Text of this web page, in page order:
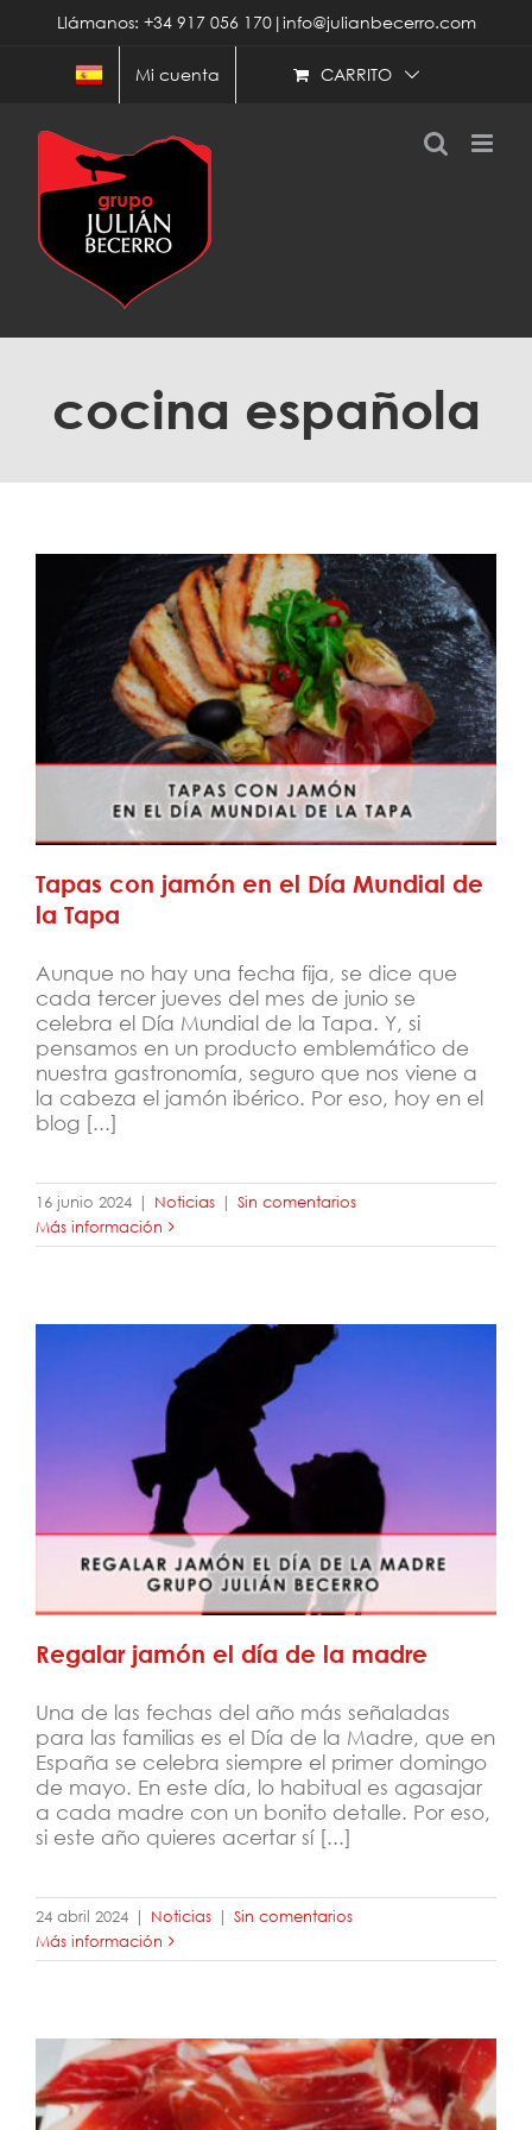
contenido
Llámanos: +34 917 056 170|info@julianbecerro.com
Mi cuenta CARRITO
cocina española
Tapas con jamón en el Día Mundial de la
Tapa
Tapas con jamón en el Día Mundial de
la Tapa
Aunque no hay una fecha fija, se dice que
cada tercer jueves del mes de junio se
celebra el Día Mundial de la Tapa. Y, si
pensamos en un producto emblemático de
nuestra gastronomía, seguro que nos viene a
la cabeza el jamón ibérico. Por eso, hoy en el
blog [...]
16 junio 2024 | Noticias | Sin comentarios
Más información
Regalar jamón el día de la madre
Regalar jamón el día de la madre
Una de las fechas del año más señaladas
para las familias es el Día de la Madre, que en
España se celebra siempre el primer domingo
de mayo. En este día, lo habitual es agasajar
a cada madre con un bonito detalle. Por eso,
si este año quieres acertar sí [...]
24 abril 2024 | Noticias | Sin comentarios
Más información